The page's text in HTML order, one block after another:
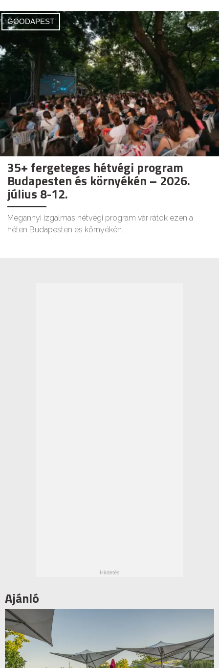
GOODAPEST
35+ fergeteges hétvégi program
Budapesten és környékén – 2026.
július 8-12.
Megannyi izgalmas hétvégi program vár rátok ezen a
héten Budapesten és környékén.
Ajánló